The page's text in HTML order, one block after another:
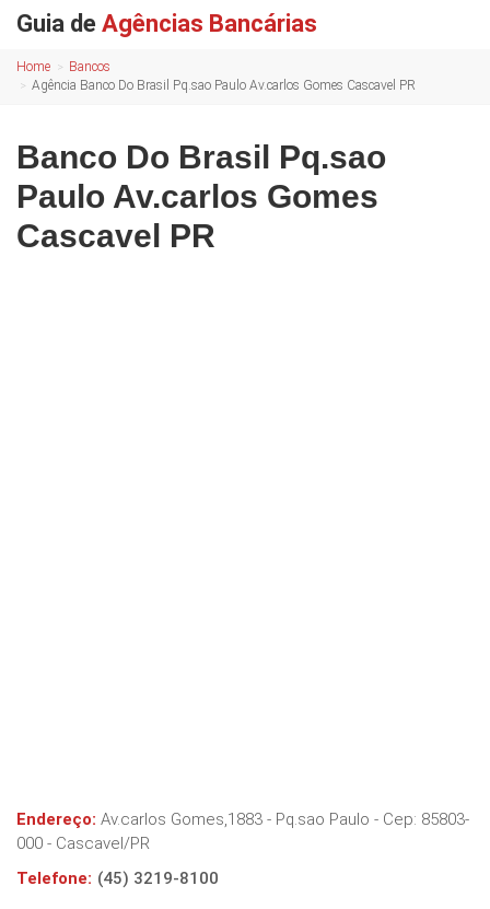
Guia de Agências Bancárias
Home
Bancos
Agência Banco Do Brasil Pq.sao Paulo Av.carlos Gomes Cascavel PR
Banco Do Brasil Pq.sao
Paulo Av.carlos Gomes
Cascavel PR
Endereço: Av.carlos Gomes,1883 - Pq.sao Paulo - Cep: 85803-
000 - Cascavel/PR
Telefone: (45) 3219-8100